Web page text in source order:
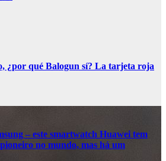
¿por qué Balogun sí? La tarjeta roja
– este smartwatch Huawei tem
no mundo, mas há um